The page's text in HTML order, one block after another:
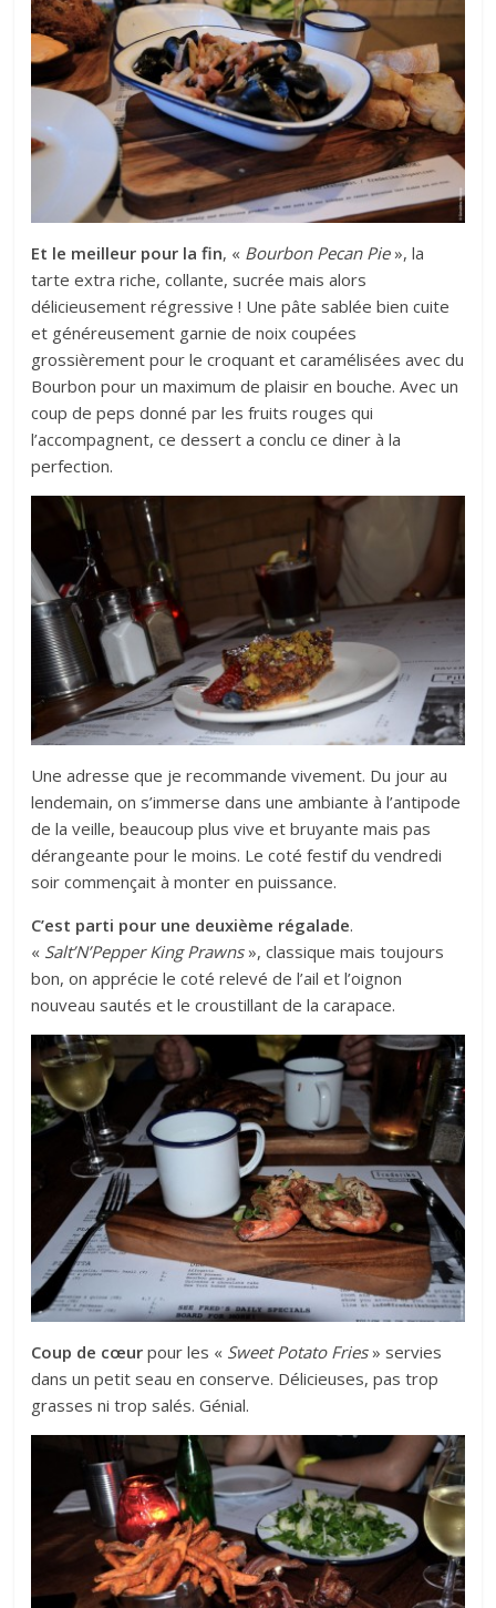
Et le meilleur pour la fin, « Bourbon Pecan Pie», la
tarte extra riche, collante, sucrée mais alors
délicieusement régressive ! Une pâte sablée bien cuite
et généreusement garnie de noix coupées
grossièrement pour le croquant et caramélisées avec du
Bourbon pour un maximum de plaisir en bouche. Avec un
coup de peps donné par les fruits rouges qui
l’accompagnent, ce dessert a conclu ce diner à la
perfection.
Une adresse que je recommande vivement. Du jour au
lendemain, on s’immerse dans une ambiante à l’antipode
de la veille, beaucoup plus vive et bruyante mais pas
dérangeante pour le moins. Le coté festif du vendredi
soir commençait à monter en puissance.
C’est parti pour une deuxième régalade.
« Salt’N’Pepper King Prawns», classique mais toujours
bon, on apprécie le coté relevé de l’ail et l’oignon
nouveau sautés et le croustillant de la carapace.
Coup de cœurpour les « Sweet Potato Fries» servies
dans un petit seau en conserve. Délicieuses, pas trop
grasses ni trop salés. Génial.